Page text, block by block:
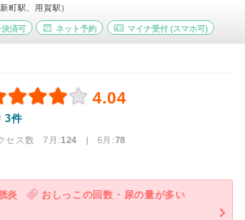
町駅、用賀駅）
決済可 ネット予約 マイナ受付 (スマホ可)
4.04
3件
セス数 7月:124 | 6月:78
炎
おしっこの回数・尿の量が多い